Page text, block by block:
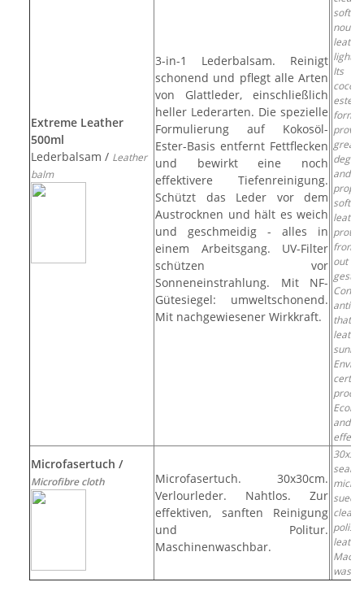
Extreme Leather
500ml
Lederbalsam / Leather
balm
3-in-1 Lederbalsam. Reinigt
schonend und pflegt alle Arten
von Glattleder, einschließlich
heller Lederarten. Die spezielle
Formulierung auf Kokosöl-
Ester-Basis entfernt Fettflecken
und bewirkt eine noch
effektivere Tiefenreinigung.
Schützt das Leder vor dem
Austrocknen und hält es weich
und geschmeidig - alles in
einem Arbeitsgang. UV-Filter
schützen vor
Sonneneinstrahlung. Mit NF-
Gütesiegel: umweltschonend.
Mit nachgewiesener Wirkkraft.
light-
Its
ester-
and
from
out in
anti-
that
and
Microfasertuch /
Microfibre cloth
Microfasertuch. 30x30cm.
Verlourleder. Nahtlos. Zur
effektiven, sanften Reinigung
und Politur.
Maschinenwaschbar.